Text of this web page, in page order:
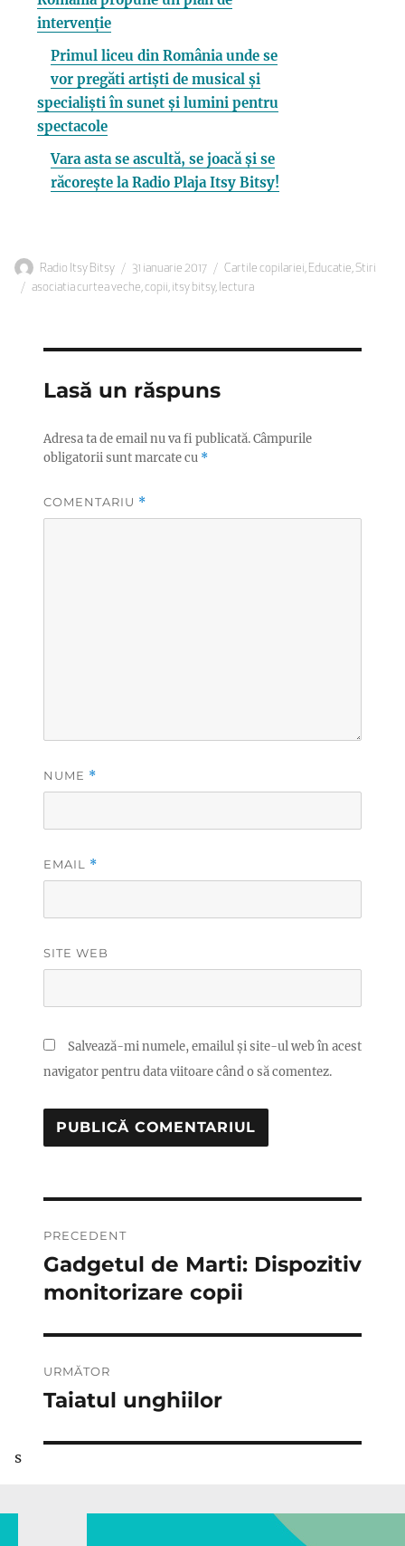
intervenție
Primul liceu din România unde se
vor pregăti artiști de musical și
specialiști în sunet și lumini pentru
spectacole
Vara asta se ascultă, se joacă și se
răcorește la Radio Plaja Itsy Bitsy!
Autor
Radio Itsy Bitsy
Publicat
pe
31 ianuarie 2017 Categorii
Cartile copilariei, Educatie,Stiri
Etichete
asociatia curtea veche,copii, itsy bitsy, lectura
Lasă un răspuns
Adresa ta de email nu va fi publicată.Câmpurile
obligatorii sunt marcate cu *
COMENTARIU *
NUME *
EMAIL *
SITE WEB
Salvează-mi numele, emailul și site-ul web în acest
navigator pentru data viitoare când o să comentez.
în
articole
PRECEDENT
Articolul
anterior:
Gadgetul de Marti: Dispozitiv
monitorizare copii
URMĂTOR
Articolul
Taiatul unghiilor
s